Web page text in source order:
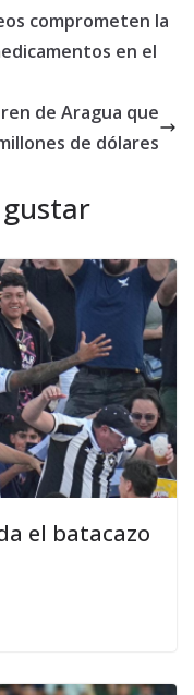
comprometen la
en el
de Aragua que
de dólares
el batacazo